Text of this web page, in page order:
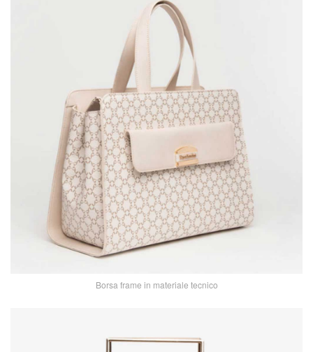
Borsa frame in materiale tecnico